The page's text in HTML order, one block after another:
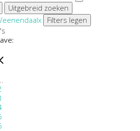
Uitgebreid zoeken
x
Filters legen